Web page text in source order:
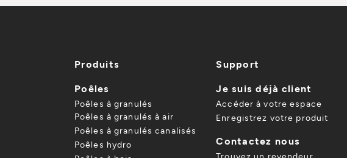
Produits
Poêles
Poêles à granulés
Poêles à granulés à air
Poêles à granulés canalisés
Poêles hydro
Support
Je suis déjà client
Accéder à votre espace
Enregistrez votre produit
Contactez nous
Trouvez un revendeur